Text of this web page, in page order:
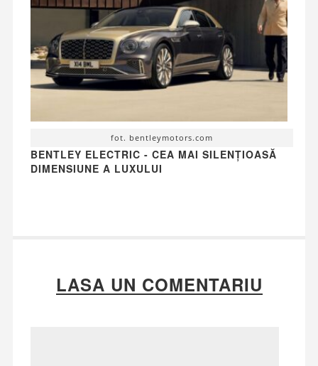
fot. bentleymotors.com
BENTLEY ELECTRIC - CEA MAI SILENȚIOASĂ
DIMENSIUNE A LUXULUI
LASA UN COMENTARIU